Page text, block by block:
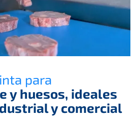
para
y huesos, ideales
y comercial